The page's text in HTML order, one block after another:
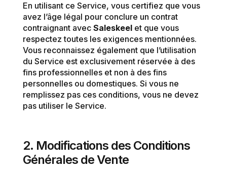
En utilisant ce Service, vous certifiez que vous
avez l’âge légal pour conclure un contrat
contraignant avec Saleskeelet que vous
respectez toutes les exigences mentionnées.
Vous reconnaissez également que l’utilisation
du Service est exclusivement réservée à des
fins professionnelles et non à des fins
personnelles ou domestiques. Si vous ne
remplissez pas ces conditions, vous ne devez
pas utiliser le Service.
2. Modifications des Conditions
Générales de Vente